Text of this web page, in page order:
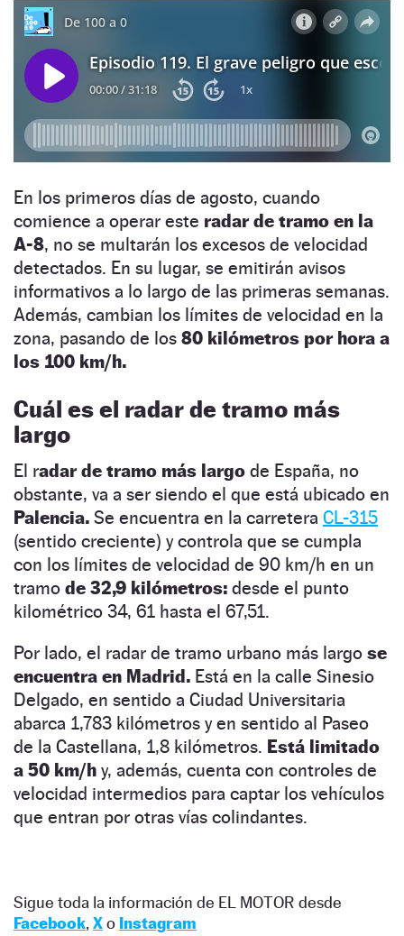
En los primeros días de agosto, cuando
comience a operar este radar de tramo en la
A-8, no se multarán los excesos de velocidad
detectados. En su lugar, se emitirán avisos
informativos a lo largo de las primeras semanas.
Además, cambian los límites de velocidad en la
zona, pasando de los 80 kilómetros por hora a
los 100 km/h.
Cuál es el radar de tramo más
largo
El radar de tramo más largo de España, no
obstante, va a ser siendo el que está ubicado en
Palencia. Se encuentra en la carretera CL-315
(sentido creciente) y controla que se cumpla
con los límites de velocidad de 90 km/h en un
tramo de 32,9 kilómetros: desde el punto
kilométrico 34, 61 hasta el 67,51.
Por lado, el radar de tramo urbano más largo se
encuentra en Madrid. Está en la calle Sinesio
Delgado, en sentido a Ciudad Universitaria
abarca 1,783 kilómetros y en sentido al Paseo
de la Castellana, 1,8 kilómetros. Está limitado
a 50 km/h y, además, cuenta con controles de
velocidad intermedios para captar los vehículos
que entran por otras vías colindantes.
Sigue toda la información de EL MOTOR desde
Facebook, Xo Instagram